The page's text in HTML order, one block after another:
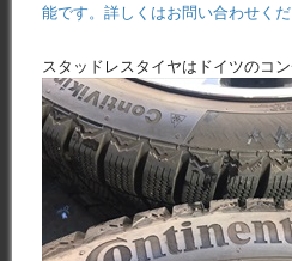
能です。詳しくはお問い合わせくだ
スタッドレスタイヤはドイツのコ